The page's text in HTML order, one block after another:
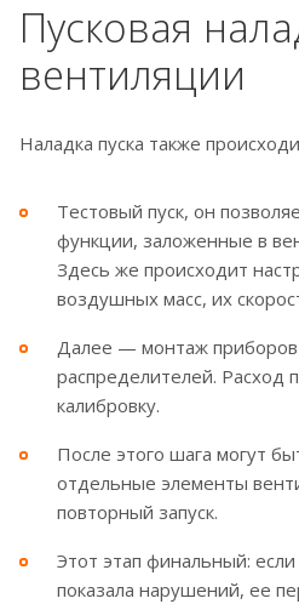
Пусковая
вентиляции
Наладка пуска также
Тестовый пуск, он
функции, заложенные в
Здесь же происходит
воздушных масс, их
Далее — монтаж
распределителей. Расход
калибровку.
После этого шага могут
отдельные элементы
повторный запуск.
Этот этап финальный:
показала нарушений, ее